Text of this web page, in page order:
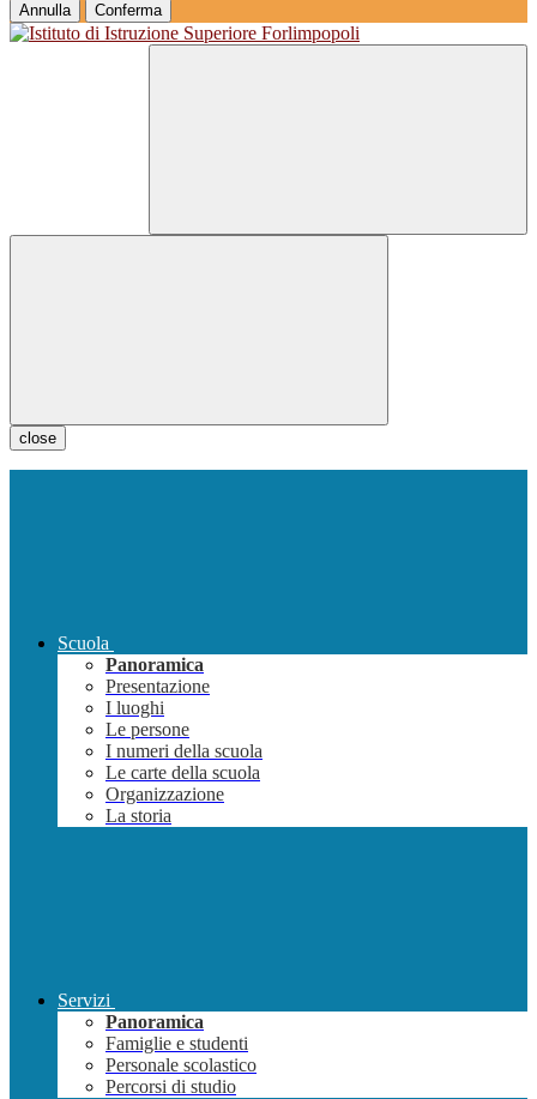
Annulla Conferma
close
Scuola
Panoramica
Presentazione
I luoghi
Le persone
I numeri della scuola
Le carte della scuola
Organizzazione
La storia
Servizi
Panoramica
Famiglie e studenti
Personale scolastico
Percorsi di studio